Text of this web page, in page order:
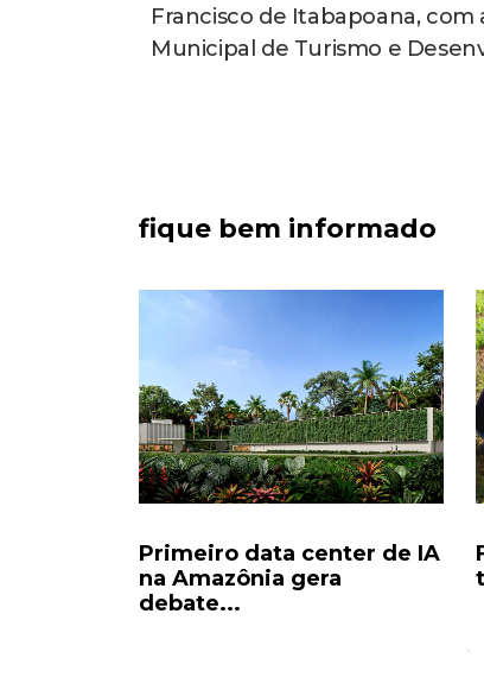
Francisco de Itabapoana,
Municipal de Turismo e
fique bem informado
Primeiro data center de IA
na Amazônia gera
debate...